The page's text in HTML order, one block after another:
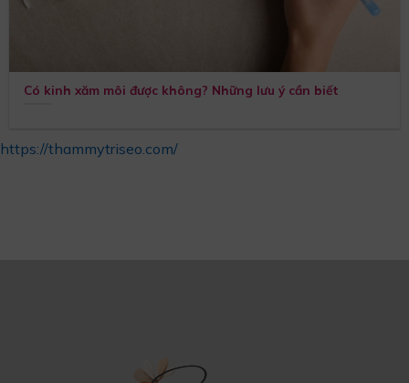
Có kinh xăm môi được không? Những lưu ý cần biết
https://thammytriseo.com/